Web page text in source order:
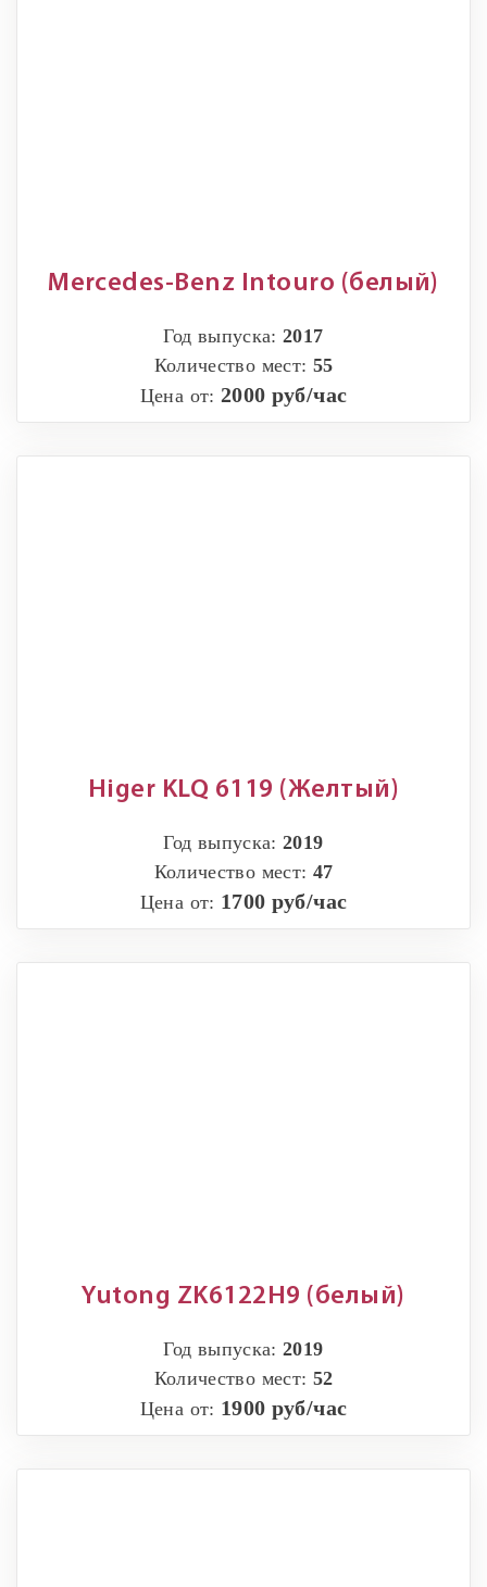
Mercedes-Benz Intouro (белый)
Год выпуска:2017
Количество мест: 55
Цена от: 2000 руб/час
Higer KLQ 6119 (Желтый)
Год выпуска:2019
Количество мест: 47
Цена от: 1700 руб/час
Yutong ZK6122H9 (белый)
Год выпуска:2019
Количество мест: 52
Цена от: 1900 руб/час